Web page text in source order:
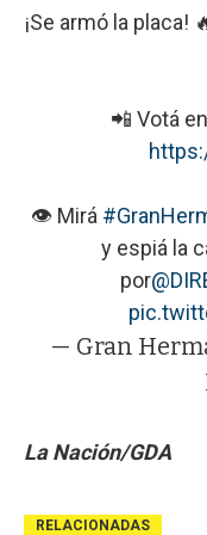
¡Se armó la placa!
📲 Votá
👁️ Mirá
y espiá la
por
— Gran
La Nación/GDA
RELACIONADAS